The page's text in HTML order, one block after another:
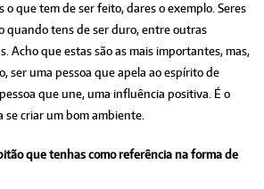
o que tem de ser feito, dares o exemplo. Seres
quando tens de ser duro, entre outras
Acho que estas são as mais importantes, mas,
ser uma pessoa que apela ao espírito de
que une, uma influência positiva. É o
se criar um bom ambiente.
que tenhas como referência na forma de